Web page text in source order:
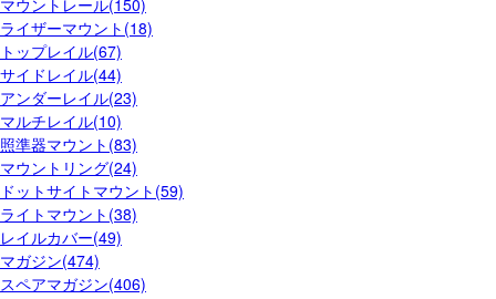
マウントレール(150)
ライザーマウント(18)
トップレイル(67)
サイドレイル(44)
アンダーレイル(23)
マルチレイル(10)
照準器マウント(83)
マウントリング(24)
ドットサイトマウント(59)
ライトマウント(38)
レイルカバー(49)
マガジン(474)
スペアマガジン(406)